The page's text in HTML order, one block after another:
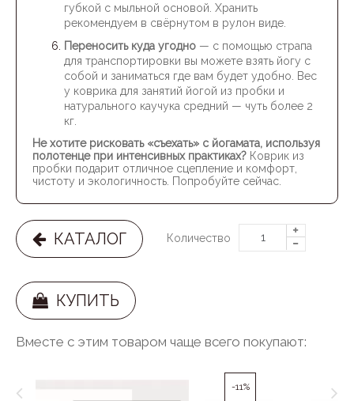
губкой с мыльной основой. Хранить
рекомендуем в свёрнутом в рулон виде.
Переносить куда угодно — с помощью страпа
для транспортировки вы можете взять йогу с
собой и заниматься где вам будет удобно. Вес
у коврика для занятий йогой из пробки и
натурального каучука средний — чуть более 2
кг.
Не хотите рисковать «съехать» с йогамата, используя
полотенце при интенсивных практиках? Коврик из
пробки подарит отличное сцепление и комфорт,
чистоту и экологичность. Попробуйте сейчас.
КАТАЛОГ Количество
КУПИТЬ
Вместе с этим товаром чаще всего покупают:
-11%